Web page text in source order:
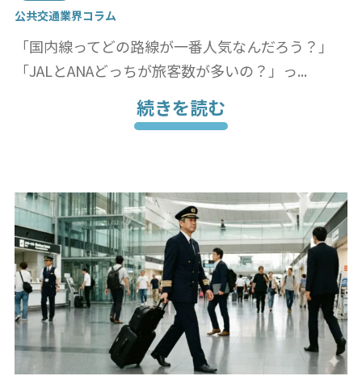
公共交通業界コラム
「国内線ってどの路線が一番人気なんだろう？」
「JALとANAどっちが旅客数が多いの？」っ...
続きを読む